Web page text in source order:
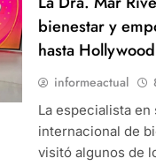
bienestar y
hasta
informeactual
La especialista
internacional de
visitó algunos de